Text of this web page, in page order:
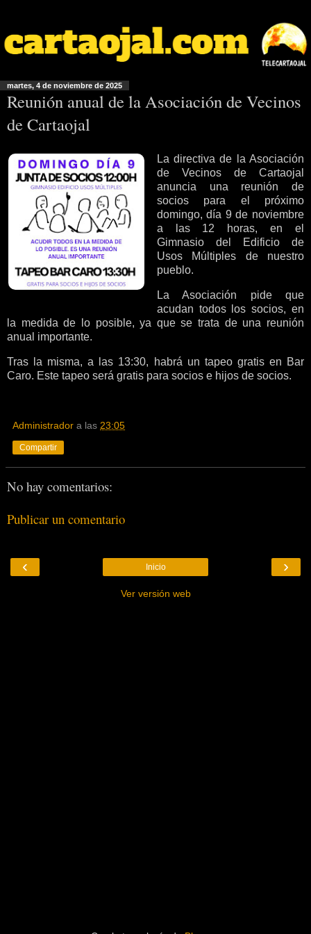
martes, 4 de noviembre de 2025
Reunión anual de la Asociación de Vecinos
de Cartaojal
La directiva de la Asociación
de Vecinos de Cartaojal
anuncia una reunión de
socios para el próximo
domingo, día 9 de noviembre
a las 12 horas, en el
Gimnasio del Edificio de
Usos Múltiples de nuestro
pueblo.
La Asociación pide que
acudan todos los socios, en
la medida de lo posible, ya que se trata de una reunión
anual importante.
Tras la misma, a las 13:30, habrá un tapeo gratis en Bar
Caro. Este tapeo será gratis para socios e hijos de socios.
Administrador a las 23:05
Compartir
No hay comentarios:
Publicar un comentario
‹ ›
Inicio
Ver versión web